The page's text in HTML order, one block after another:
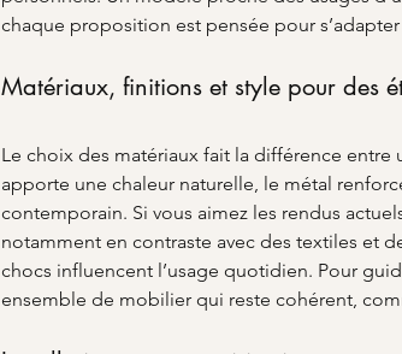
chaque proposition est pensée pour
Matériaux, finitions et style pour des
Le choix des matériaux fait la différence entre
apporte une chaleur naturelle, le métal
contemporain. Si vous aimez les rendus
notamment en contraste avec des textiles et
chocs influencent l’usage quotidien. Pour
ensemble de mobilier qui reste cohérent,